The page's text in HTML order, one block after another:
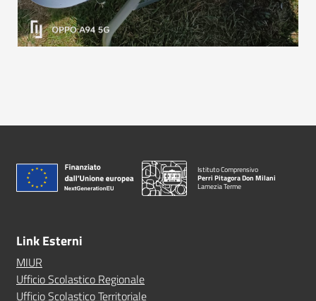
Istituto Comprensivo
Perri Pitagora Don Milani
Lamezia Terme
Link Esterni
MIUR
Ufficio Scolastico Regionale
Ufficio Scolastico Territoriale